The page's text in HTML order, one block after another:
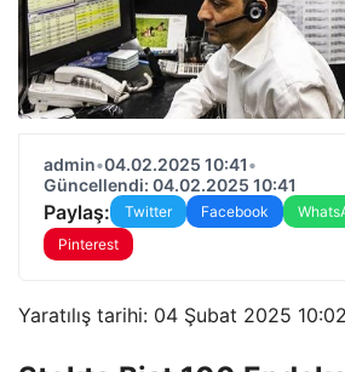
admin•04.02.2025 10:41•
Güncellendi: 04.02.2025 10:41
Paylaş: Twitter Facebook
Pinterest
Yaratılış tarihi: 04 Şubat 2025 10:02